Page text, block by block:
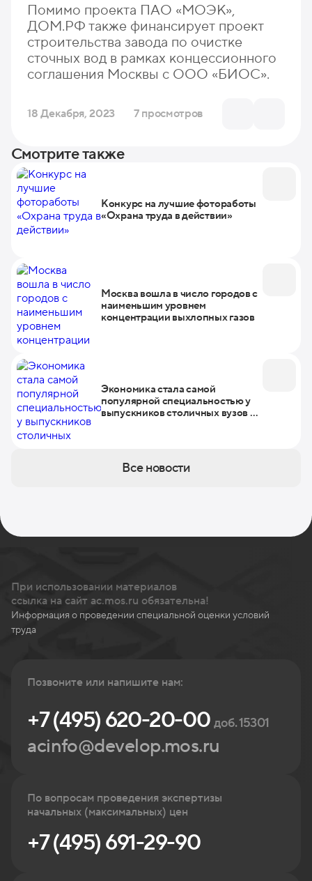
Помимо проекта ПАО «МОЭК»,
ДОМ.РФ также финансирует проект
строительства завода по очистке
сточных вод в рамках концессионного
соглашения Москвы с ООО «БИОС».
18 Декабря, 2023 7 просмотров
Смотрите также
Конкурс на лучшие фотоработы
«Охрана труда в действии»
Москва вошла в число городов с
наименьшим уровнем
концентрации выхлопных газов
Экономика стала самой
популярной специальностью у
выпускников столичных вузов в
Все новости
При использовании материалов
ссылка на сайт ac.mos.ru обязательна!
Информация о проведении специальной оценки условий
труда
Позвоните или напишите нам:
+7 (495) 620-20-00доб. 15301
acinfo@develop.mos.ru
По вопросам проведения экспертизы
начальных (максимальных) цен
+7 (495) 691-29-90